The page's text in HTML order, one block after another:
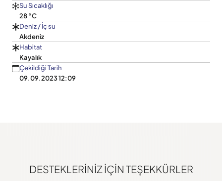
Su Sıcaklığı
28 °C
Deniz / İç su
Akdeniz
Habitat
Kayalık
Çekildiği Tarih
09.09.2023 12:09
DESTEKLERINIZ IÇIN TEŞEKKÜRLER